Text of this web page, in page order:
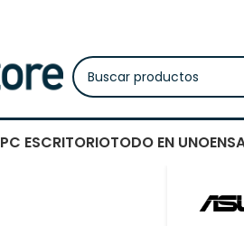
PC ESCRITORIOTODO EN UNO